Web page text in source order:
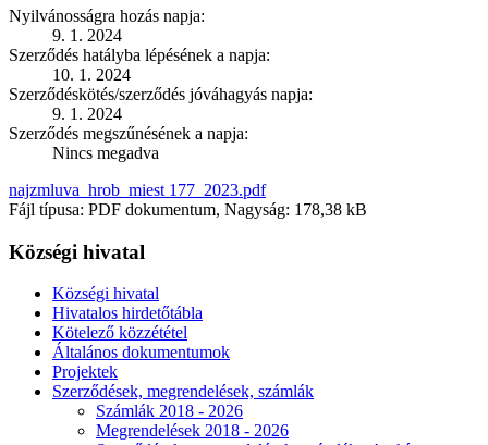
Nyilvánosságra hozás napja:
9. 1. 2024
Szerződés hatályba lépésének a napja:
10. 1. 2024
Szerződéskötés/szerződés jóváhagyás napja:
9. 1. 2024
Szerződés megszűnésének a napja:
Nincs megadva
najzmluva_hrob_miest 177_2023.pdf
Fájl típusa: PDF dokumentum, Nagyság: 178,38 kB
Községi hivatal
Községi hivatal
Hivatalos hirdetőtábla
Kötelező közzététel
Általános dokumentumok
Projektek
Szerződések, megrendelések, számlák
Számlák 2018 - 2026
Megrendelések 2018 - 2026